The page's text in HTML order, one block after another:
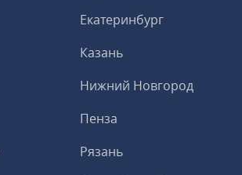
Екатеринбург
Казань
Нижний Новгород
Пенза
Рязань